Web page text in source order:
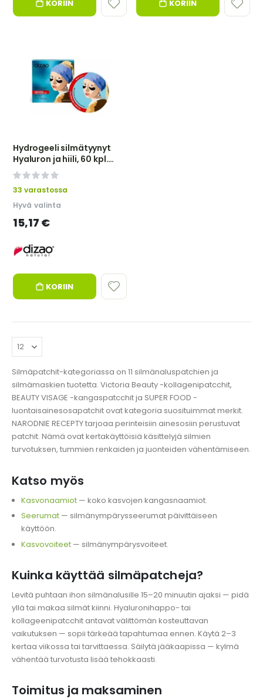
KORIIN KORIIN
Hydrogeeli silmätyynyt
Hyaluron ja hiili, 60 kpl.
DIZAO
33 varastossa
Hyvä valinta
15,17 €
KORIIN
Silmäpatchit-kategoriassa on 11 silmänaluspatchien ja
silmämaskien tuotetta. Victoria Beauty -kollagenipatcchit,
BEAUTY VISAGE -kangaspatcchit ja SUPER FOOD -
luontaisainesosapatchit ovat kategoria suosituimmat merkit.
NARODNIE RECEPTY tarjoaa perinteisiin ainesosiin perustuvat
patchit. Nämä ovat kertakäyttöisiä käsittelyjä silmien
turvotuksen, tummien renkaiden ja juonteiden vähentämiseen.
Katso myös
Kasvonaamiot — koko kasvojen kangasnaamiot.
Seerumat — silmänympärysseerumat päivittäiseen
käyttöön.
Kasvovoiteet — silmänympärysvoiteet.
Kuinka käyttää silmäpatcheja?
Levitä puhtaan ihon silmänalusille 15–20 minuutin ajaksi — pidä
yllä tai makaa silmät kiinni. Hyaluronihappo- tai
kollageenipatcchit antavat välittömän kosteuttavan
vaikutuksen — sopii tärkeää tapahtumaa ennen. Käytä 2–3
kertaa viikossa tai tarvittaessa. Säilytä jääkaapissa — kylmä
vähentää turvotusta lisää tehokkaasti.
Toimitus ja maksaminen